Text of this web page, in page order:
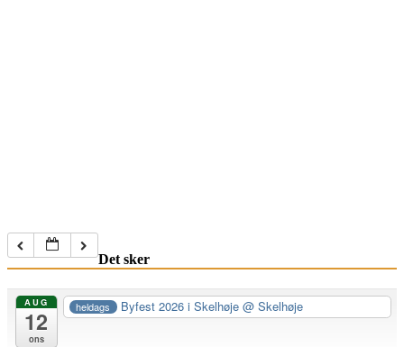
Det sker
AUG
12
ons
heldags Byfest 2026 i Skelhøje@ Skelhøje